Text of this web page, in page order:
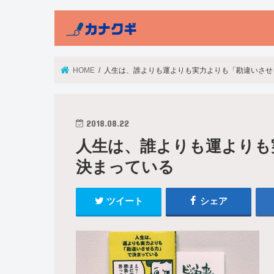
HOME 人生は、誰よりも運よりも実力よりも「勘違いさ
2018.08.22
人生は、誰よりも運より
決まっている
ツイート シェア